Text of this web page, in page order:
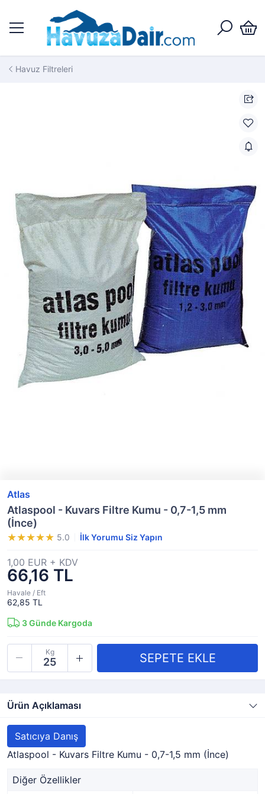
Havuz Filtreleri
Atlas
Atlaspool - Kuvars Filtre Kumu - 0,7-1,5 mm
(İnce)
5.0 İlk Yorumu Siz Yapın
66,16 TL
1,00 EUR + KDV
Havale / Eft
62,85 TL
3Günde Kargoda
Kg
Ürün Açıklaması
Satıcıya Danış
Atlaspool - Kuvars Filtre Kumu - 0,7-1,5 mm (İnce)
Diğer Özellikler